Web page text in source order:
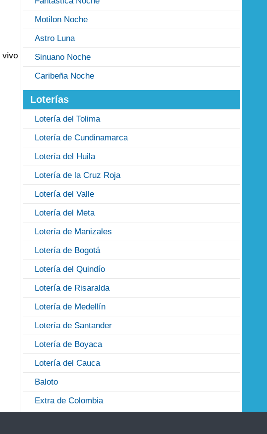
vivo
Motilon Noche
Astro Luna
Sinuano Noche
Caribeña Noche
Loterías
Lotería del Tolima
Lotería de Cundinamarca
Lotería del Huila
Lotería de la Cruz Roja
Lotería del Valle
Lotería del Meta
Lotería de Manizales
Lotería de Bogotá
Lotería del Quindío
Lotería de Risaralda
Lotería de Medellín
Lotería de Santander
Lotería de Boyaca
Lotería del Cauca
Baloto
Extra de Colombia